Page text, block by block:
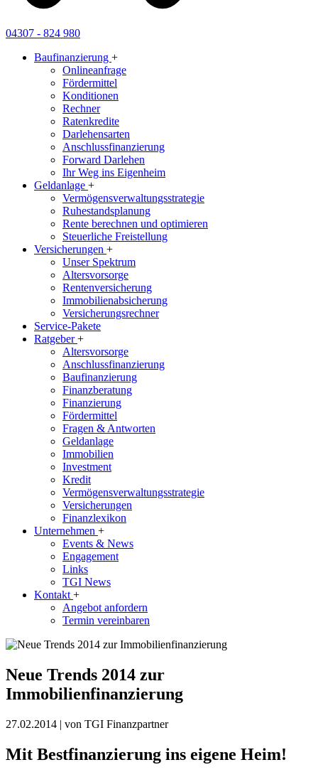
04307 - 824 980
Baufinanzierung +
Onlineanfrage
Fördermittel
Konditionen
Rechner
Ratenkredite
Darlehensarten
Anschlussfinanzierung
Forward Darlehen
Ihr Weg ins Eigenheim
Geldanlage +
Vermögensverwaltungsstrategie
Ruhestandsplanung
Rente berechnen und optimieren
Steuerliche Freistellung
Versicherungen +
Unser Spektrum
Altersvorsorge
Rentenversicherung
Immobilienabsicherung
Versicherungsrechner
Service-Pakete
Ratgeber+
Altersvorsorge
Anschlussfinanzierung
Baufinanzierung
Finanzberatung
Finanzierung
Fördermittel
Fragen & Antworten
Geldanlage
Immobilien
Investment
Kredit
Vermögensverwaltungsstrategie
Versicherungen
Finanzlexikon
Unternehmen +
Events & News
Engagement
Links
TGI News
Kontakt +
Angebot anfordern
Termin vereinbaren
Neue Trends 2014 zur
Immobilienfinanzierung
27.02.2014 | von TGI Finanzpartner
Mit Bestfinanzierung ins eigene Heim!